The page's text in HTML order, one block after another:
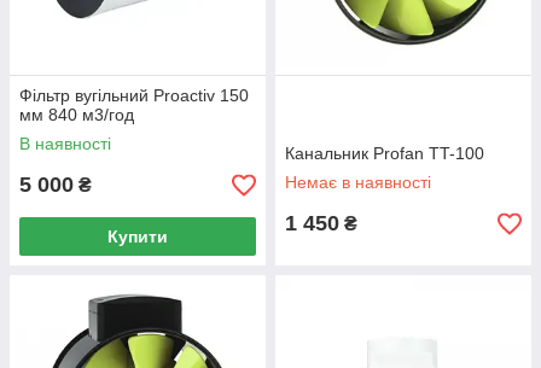
Фільтр вугільний Proactiv 150
мм 840 м3/год
В наявності
5 000 ₴
Купити
Канальник Profan TT-100
Немає в наявності
1 450 ₴